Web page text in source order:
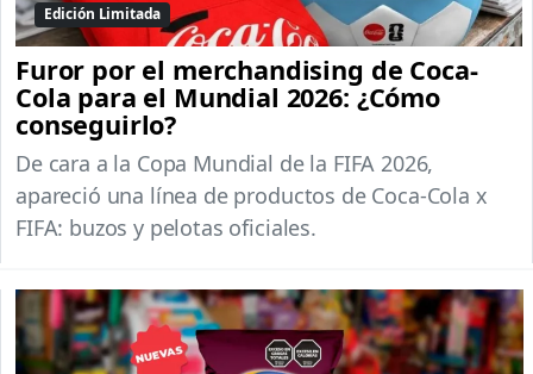
Edición Limitada
Furor por el merchandising de Coca-
Cola para el Mundial 2026: ¿Cómo
conseguirlo?
De cara a la Copa Mundial de la FIFA 2026,
apareció una línea de productos de Coca-Cola x
FIFA: buzos y pelotas oficiales.